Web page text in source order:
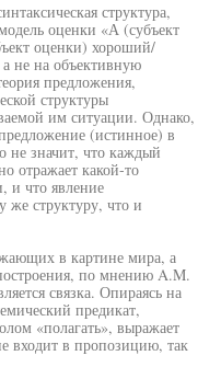
структура,
оценки «А (субъект
оценки) хороший/
не на объективную
предложения,
структуры
им ситуации. Однако,
(истинное) в
не значит, что каждый
отражает какой-то
и что явление
же структуру, что и
в картине мира, а
по мнению A.M.
связка. Опираясь на
предикат,
«полагать», выражает
входит в пропозицию, так